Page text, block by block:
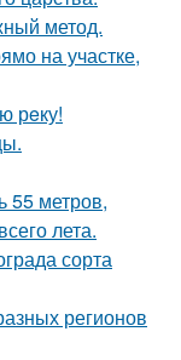
метод.
на участке,
рeку!
55 метров,
лета.
сорта
регионов